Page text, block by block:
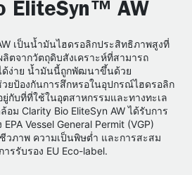
EliteSyn™ AW
เป็นน้ำมันไฮดรอลิกประสิทธิภาพสูงที่
ตจากวัตถุดิบสังเคราะห์ที่สามารถ
ด้ง่าย น้ำมันนี้ถูกพัฒนาขึ้นด้วย
วยป้องกันการสึกหรอในอุปกรณ์ไฮดรอลิก
กับที่ที่ใช้ในอุตสาหกรรมและทางทะเล
ม Clarity Bio EliteSyn AW ได้รับการ
Vessel General Permit (VGP)
วภาพ ความเป็นพิษต่ำ และการสะสม
รรับรอง EU Eco-label.